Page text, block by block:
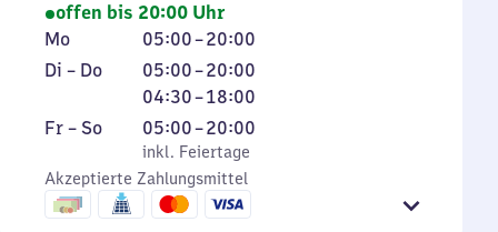
offen bis 20:00 Uhr
Montag
Mo 05:00–20:00
Von
5
Uhr
bis
20
Uhr
Dienstag
Donnerstag
Di – Do 05:00–20:00
Von
5
Uhr
bis
20
Uhr
04:30–18:00
Von
4
Uhr
30
bis
18
Freitag
Sonntag
Fr – So,
inkl. Feiertage
05:00–20:00
Von
5
Uhr
bis
inkl. Feiertage
Akzeptierte Zahlungsmittel